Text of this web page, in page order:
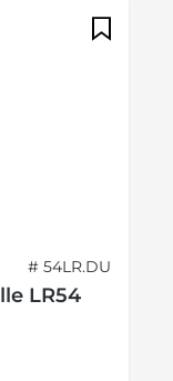
# 54LR.DU
LR54